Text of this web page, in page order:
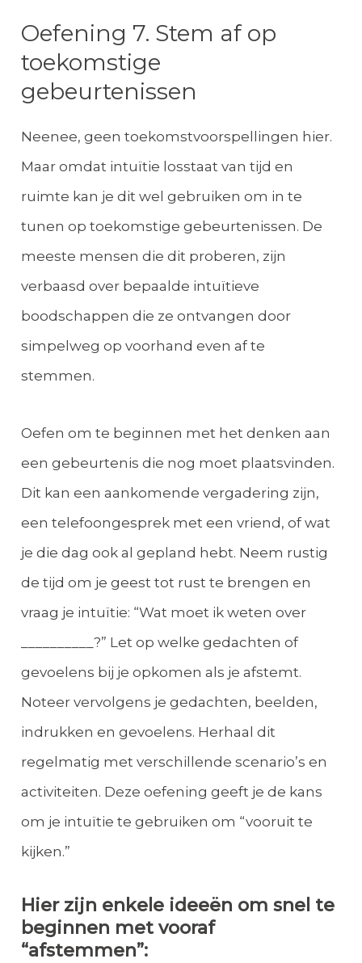
Oefening 7. Stem af op
toekomstige
gebeurtenissen
Neenee, geen toekomstvoorspellingen hier.
Maar omdat intuïtie losstaat van tijd en
ruimte kan je dit wel gebruiken om in te
tunen op toekomstige gebeurtenissen. De
meeste mensen die dit proberen, zijn
verbaasd over bepaalde intuïtieve
boodschappen die ze ontvangen door
simpelweg op voorhand even af te
stemmen.
Oefen om te beginnen met het denken aan
een gebeurtenis die nog moet plaatsvinden.
Dit kan een aankomende vergadering zijn,
een telefoongesprek met een vriend, of wat
je die dag ook al gepland hebt. Neem rustig
de tijd om je geest tot rust te brengen en
vraag je intuïtie: “Wat moet ik weten over
__________?” Let op welke gedachten of
gevoelens bij je opkomen als je afstemt.
Noteer vervolgens je gedachten, beelden,
indrukken en gevoelens. Herhaal dit
regelmatig met verschillende scenario’s en
activiteiten. Deze oefening geeft je de kans
om je intuïtie te gebruiken om “vooruit te
kijken.”
Hier zijn enkele ideeën om snel te
beginnen met vooraf
“afstemmen”: